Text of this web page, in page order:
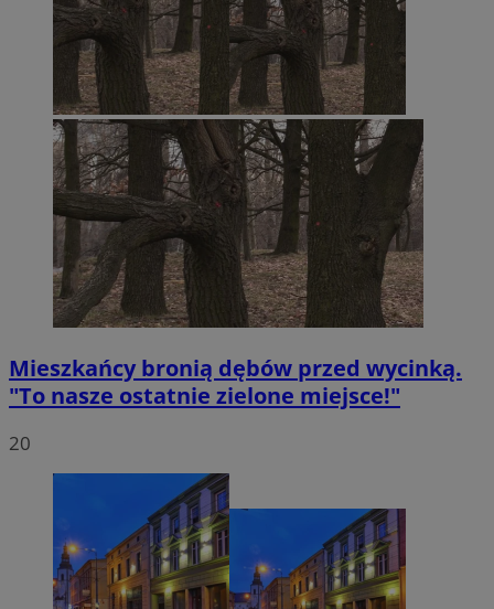
Mieszkańcy bronią dębów przed wycinką.
"To nasze ostatnie zielone miejsce!"
20